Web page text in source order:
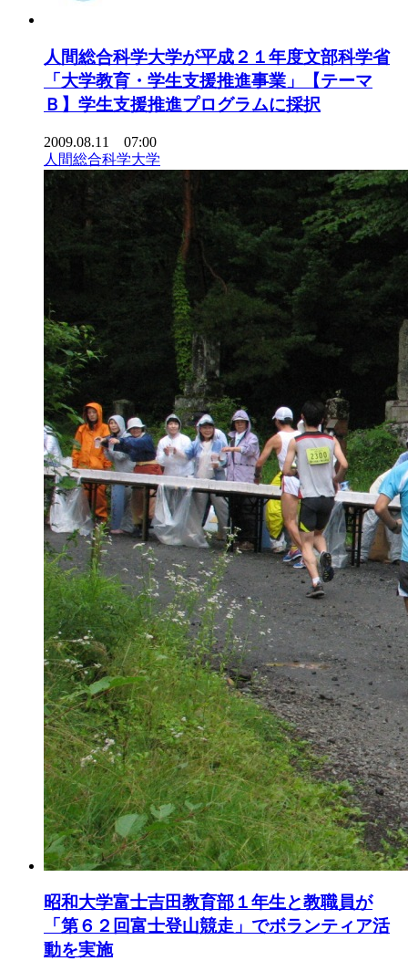
人間総合科学大学が平成２１年度文部科学省
「大学教育・学生支援推進事業」【テーマ
Ｂ】学生支援推進プログラムに採択
2009.08.11 07:00
人間総合科学大学
昭和大学富士吉田教育部１年生と教職員が
「第６２回富士登山競走」でボランティア活
動を実施